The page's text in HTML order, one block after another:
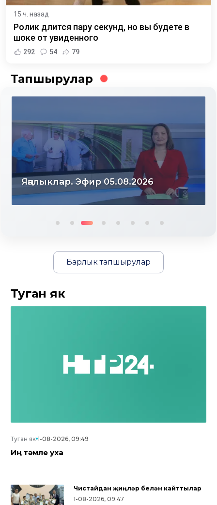
15 ч. назад
Ролик длится пару секунд, но вы будете в
шоке от увиденного
292 54 79
Тапшырулар
Яңалыклар. Эфир 04.08.2026
Барлык тапшырулар
Туган як
Туган як 1-08-2026, 09:49
Иң тәмле уха
Чистайдан җиңүләр белән кайттылар
1-08-2026, 09:47